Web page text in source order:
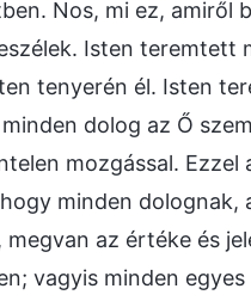
Nos, mi ez, amiről
Isten teremtett
tenyerén él. Isten
dolog az Ő
mozgással. Ezzel
minden dolognak,
az értéke és
vagyis minden